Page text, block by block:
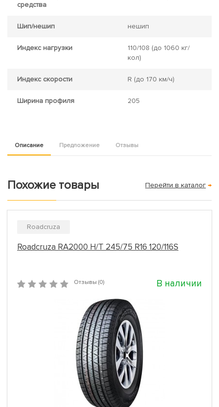
средства
Шип/нешип нешип
Индекс нагрузки 110/108 (до 1060 кг/
кол)
Индекс скорости R (до 170 км/ч)
Ширина профиля 205
Описание Предложение Отзывы
Похожие товары Перейти в каталог →
Roadcruza
Roadcruza RA2000 H/T 245/75 R16 120/116S
Отзывы (0) В наличии